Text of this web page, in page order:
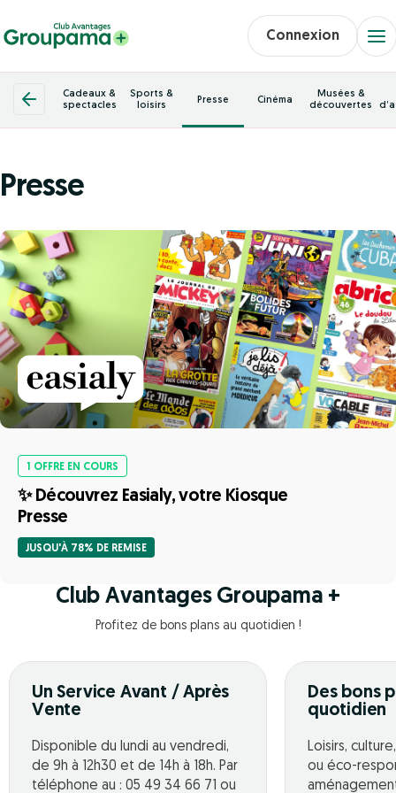
Connexion
Presse
Cadeaux &
spectacles
Sports &
loisirs
Presse Cinéma
Musées &
découvertes
1 OFFRE EN COURS
✨ Découvrez Easialy, votre Kiosque
Presse
JUSQU'À 78% DE REMISE
Club Avantages Groupama +
Profitez de bons plans au quotidien !
Un Service Avant / Après
Vente
Disponible du lundi au vendredi,
de 9h à 12h30 et de 14h à 18h. Par
téléphone au : 05 49 34 66 71 ou
Des bons
quotidien
Loisirs,
ou éco-